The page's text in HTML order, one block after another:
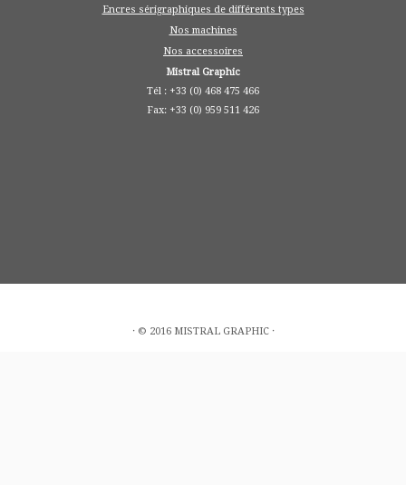
Encres sérigraphiques de différents types
Nos machines
Nos accessoires
Mistral Graphic
Tél : +33 (0) 468 475 466
Fax: +33 (0) 959 511 426
· © 2016 MISTRAL GRAPHIC ·